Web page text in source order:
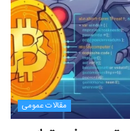
مقالات عمومی